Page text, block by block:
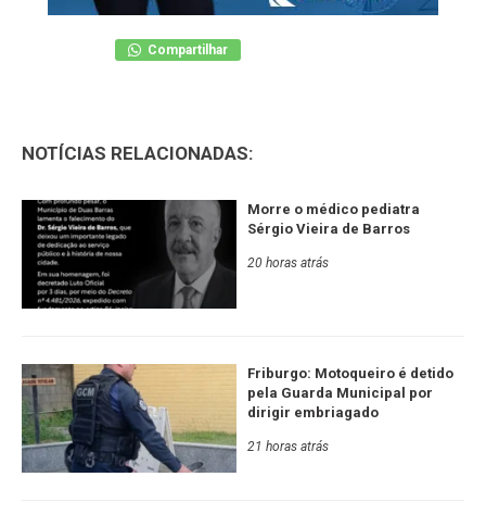
Compartilhar
NOTÍCIAS RELACIONADAS:
Morre o médico pediatra
Sérgio Vieira de Barros
20 horas atrás
Friburgo: Motoqueiro é detido
pela Guarda Municipal por
dirigir embriagado
21 horas atrás